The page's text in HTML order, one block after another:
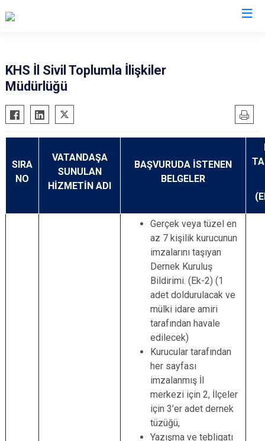
KHS İl Sivil Toplumla İlişkiler
Müdürlüğü
SIRA
NO
VATANDAŞA
SUNULAN
HİZMETİN ADI
BAŞVURUDA İSTENEN
BELGELER
Gerçek veya tüzel en
az 7 kişilik kurucunun
imzalarını taşıyan
Dernek Kuruluş
Bildirimi. (Ek-2) (1
adet doldurulacak ve
mülki idare amiri
tarafından havale
edilecek)
Kurucular tarafından
her sayfası
imzalanmış İl
merkezi için 2, İlçeler
için 3’er adet dernek
tüzüğü,
Yazışma ve tebligatı